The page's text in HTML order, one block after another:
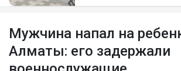
Мужчина напал на
Алматы: его задержали